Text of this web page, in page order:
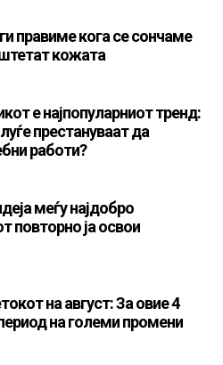
правиме кога се сончаме
кожата
е најпопуларниот тренд:
престануваат да
работи?
меѓу најдобро
повторно ја освои
на август: За овие 4
на големи промени